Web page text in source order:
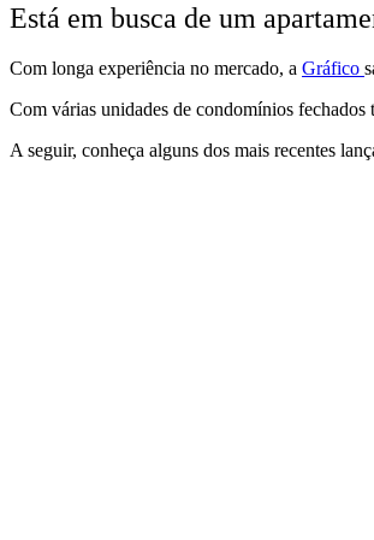
Está em busca de um
Com longa experiência no mercado, a Gráfico
Com várias unidades de condomínios fechados
A seguir, conheça alguns dos mais recentes